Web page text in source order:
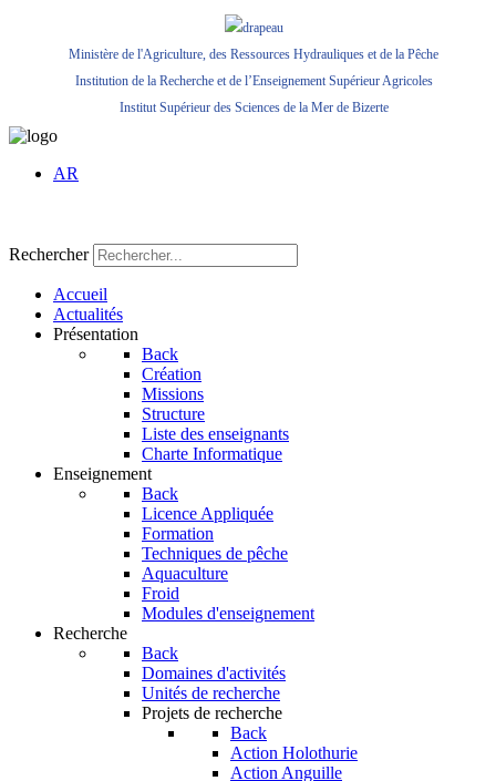
Ministère de l'Agriculture, des Ressources Hydrauliques et de la Pêche
Institution de la Recherche et de l’Enseignement Supérieur Agricoles
Institut Supérieur des Sciences de la Mer de Bizerte
AR
Rechercher
Accueil
Actualités
Présentation
Back
Création
Missions
Structure
Liste des enseignants
Charte Informatique
Enseignement
Back
Licence Appliquée
Formation
Techniques de pêche
Aquaculture
Froid
Modules d'enseignement
Recherche
Back
Domaines d'activités
Unités de recherche
Projets de recherche
Back
Action Holothurie
Action Anguille